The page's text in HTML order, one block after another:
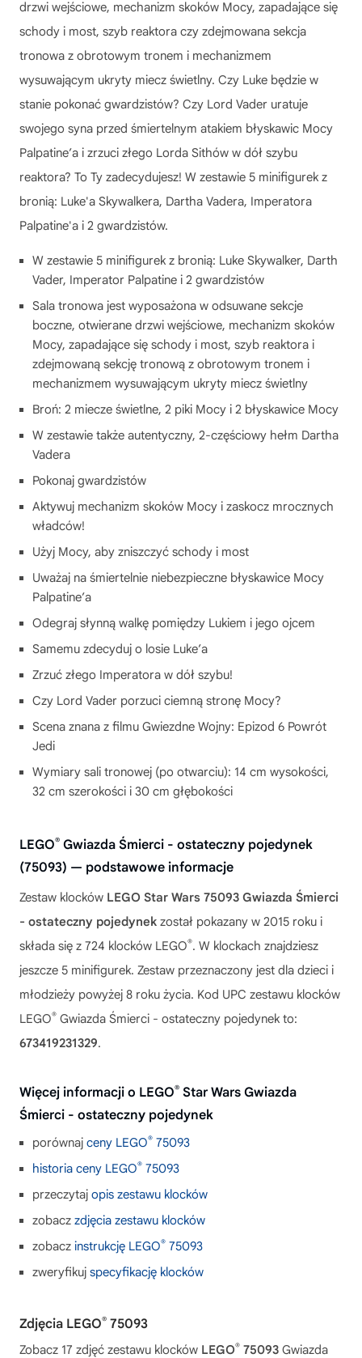
drzwi wejściowe, mechanizm skoków Mocy, zapadające się
schody i most, szyb reaktora czy zdejmowana sekcja
tronowa z obrotowym tronem i mechanizmem
wysuwającym ukryty miecz świetlny. Czy Luke będzie w
stanie pokonać gwardzistów? Czy Lord Vader uratuje
swojego syna przed śmiertelnym atakiem błyskawic Mocy
Palpatine’a i zrzuci złego Lorda Sithów w dół szybu
reaktora? To Ty zadecydujesz! W zestawie 5 minifigurek z
bronią: Luke'a Skywalkera, Dartha Vadera, Imperatora
Palpatine'a i 2 gwardzistów.
W zestawie 5 minifigurek z bronią: Luke Skywalker, Darth
Vader, Imperator Palpatine i 2 gwardzistów
Sala tronowa jest wyposażona w odsuwane sekcje
boczne, otwierane drzwi wejściowe, mechanizm skoków
Mocy, zapadające się schody i most, szyb reaktora i
zdejmowaną sekcję tronową z obrotowym tronem i
mechanizmem wysuwającym ukryty miecz świetlny
Broń: 2 miecze świetlne, 2 piki Mocy i 2 błyskawice Mocy
W zestawie także autentyczny, 2-częściowy hełm Dartha
Vadera
Pokonaj gwardzistów
Aktywuj mechanizm skoków Mocy i zaskocz mrocznych
władców!
Użyj Mocy, aby zniszczyć schody i most
Uważaj na śmiertelnie niebezpieczne błyskawice Mocy
Palpatine’a
Odegraj słynną walkę pomiędzy Lukiem i jego ojcem
Samemu zdecyduj o losie Luke’a
Zrzuć złego Imperatora w dół szybu!
Czy Lord Vader porzuci ciemną stronę Mocy?
Scena znana z filmu Gwiezdne Wojny: Epizod 6 Powrót
Jedi
Wymiary sali tronowej (po otwarciu): 14 cm wysokości,
32 cm szerokości i 30 cm głębokości
LEGO® Gwiazda Śmierci - ostateczny pojedynek
(75093) — podstawowe informacje
Zestaw klocków LEGO Star Wars 75093 Gwiazda Śmierci
- ostateczny pojedynek został pokazany w 2015 roku i
składa się z 724 klocków LEGO®. W klockach znajdziesz
jeszcze 5 minifigurek. Zestaw przeznaczony jest dla dzieci i
młodzieży powyżej 8 roku życia. Kod UPC zestawu klocków
LEGO® Gwiazda Śmierci - ostateczny pojedynek to:
673419231329.
Więcej informacji o LEGO® Star Wars Gwiazda
Śmierci - ostateczny pojedynek
porównaj ceny LEGO® 75093
historia ceny LEGO® 75093
przeczytaj opis zestawu klocków
zobacz zdjęcia zestawu klocków
zobacz instrukcję LEGO® 75093
zweryfikuj specyfikację klocków
Zdjęcia LEGO® 75093
Zobacz 17 zdjęć zestawu klocków LEGO® 75093 Gwiazda